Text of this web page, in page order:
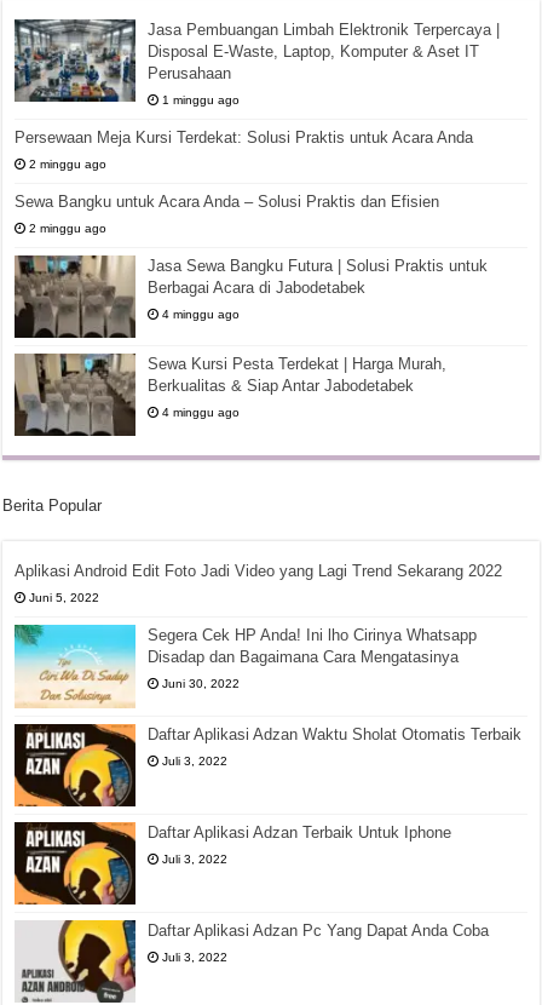
Jasa Pembuangan Limbah Elektronik Terpercaya |
Disposal E-Waste, Laptop, Komputer & Aset IT
Perusahaan
1 minggu ago
Persewaan Meja Kursi Terdekat: Solusi Praktis untuk Acara Anda
2 minggu ago
Sewa Bangku untuk Acara Anda – Solusi Praktis dan Efisien
2 minggu ago
Jasa Sewa Bangku Futura | Solusi Praktis untuk
Berbagai Acara di Jabodetabek
4 minggu ago
Sewa Kursi Pesta Terdekat | Harga Murah,
Berkualitas & Siap Antar Jabodetabek
4 minggu ago
Berita Popular
Aplikasi Android Edit Foto Jadi Video yang Lagi Trend Sekarang 2022
Juni 5, 2022
Segera Cek HP Anda! Ini lho Cirinya Whatsapp
Disadap dan Bagaimana Cara Mengatasinya
Juni 30, 2022
Daftar Aplikasi Adzan Waktu Sholat Otomatis Terbaik
Juli 3, 2022
Daftar Aplikasi Adzan Terbaik Untuk Iphone
Juli 3, 2022
Daftar Aplikasi Adzan Pc Yang Dapat Anda Coba
Juli 3, 2022